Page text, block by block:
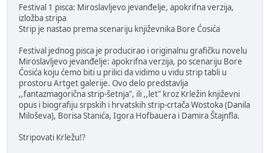
Festival 1 pisca: Miroslavljevo jevanđelje, apokrifna verzija,
izložba stripa
Strip je nastao prema scenariju književnika Bore Ćosića
Festival jednog pisca je producirao i originalnu grafičku novelu
Miroslavljevo jevanđelje: apokrifna verzija, po scenariju Bore
Ćosića koju ćemo biti u prilici da vidimo u vidu strip tabli u
prostoru Artget galerije. Ovo delo predstavlja
,,fantazmagorična strip-šetnja", ili ,,let" kroz Krležin književni
opus i biografiju srpskih i hrvatskih strip-crtača Wostoka (Danila
Miloševa), Borisa Stanića, Igora Hofbauera i Damira Štajnfla.
Stripovati Krležu!?